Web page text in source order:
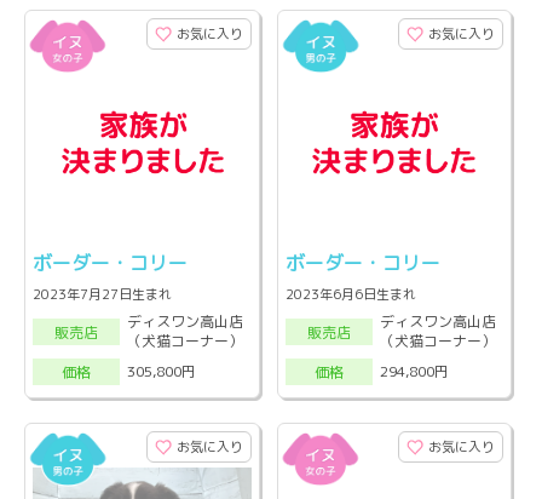
お気に入り
ボーダー・コリー
2023年7月27日生まれ
販売店
ディスワン高山店
（犬猫コーナー）
価格
305,800円
お気に入り
ボーダー・コリー
2023年6月6日生まれ
販売店
ディスワン高山店
（犬猫コーナー）
価格
294,800円
お気に入り お気に入り